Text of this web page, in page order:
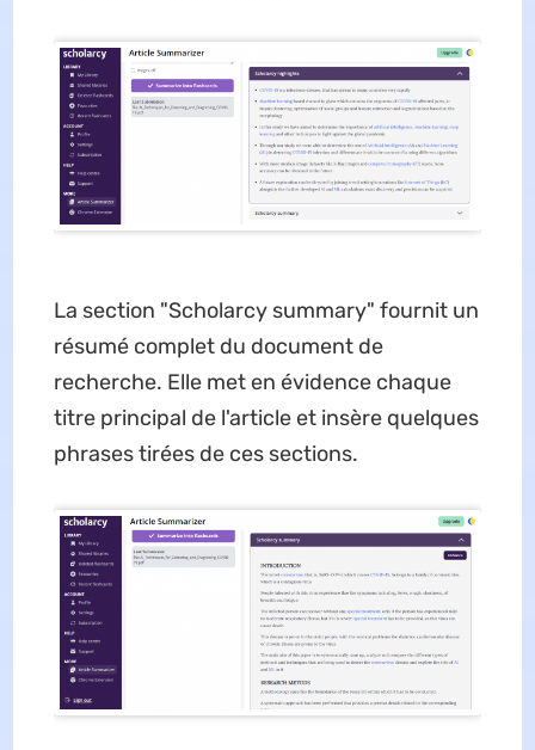
La section "Scholarcy summary" fournit un
résumé complet du document de
recherche. Elle met en évidence chaque
titre principal de l'article et insère quelques
phrases tirées de ces sections.